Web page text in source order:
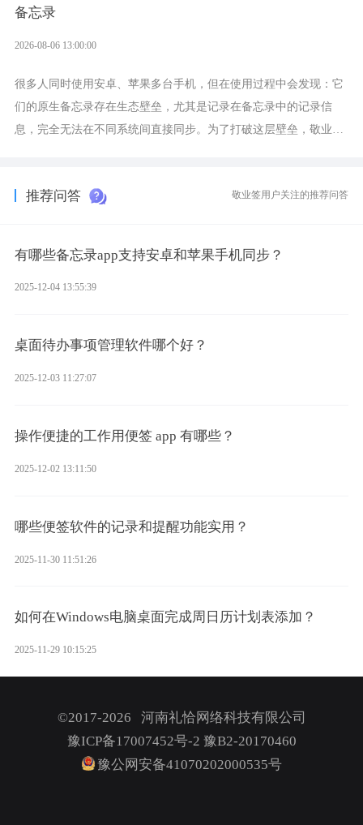
备忘录
2026-08-06 13:00:00
很多人同时使用安卓、苹果多台手机，但在使用过程中会发现：它
们的原生备忘录存在生态壁垒，尤其是记录在备忘录中的记录信
息，完全无法在不同系统间直接同步。为了打破这层壁垒，敬业签
推荐问答 敬业签用户关注的推荐问答
有哪些备忘录app支持安卓和苹果手机同步？
2025-12-04 13:55:39
桌面待办事项管理软件哪个好？
2025-12-03 11:27:07
操作便捷的工作用便签 app 有哪些？
2025-12-02 13:11:50
哪些便签软件的记录和提醒功能实用？
2025-11-30 11:51:26
如何在Windows电脑桌面完成周日历计划表添加？
2025-11-29 10:15:25
©2017-2026 河南礼恰网络科技有限公司
豫ICP备17007452号-2 豫B2-20170460
豫公网安备41070202000535号